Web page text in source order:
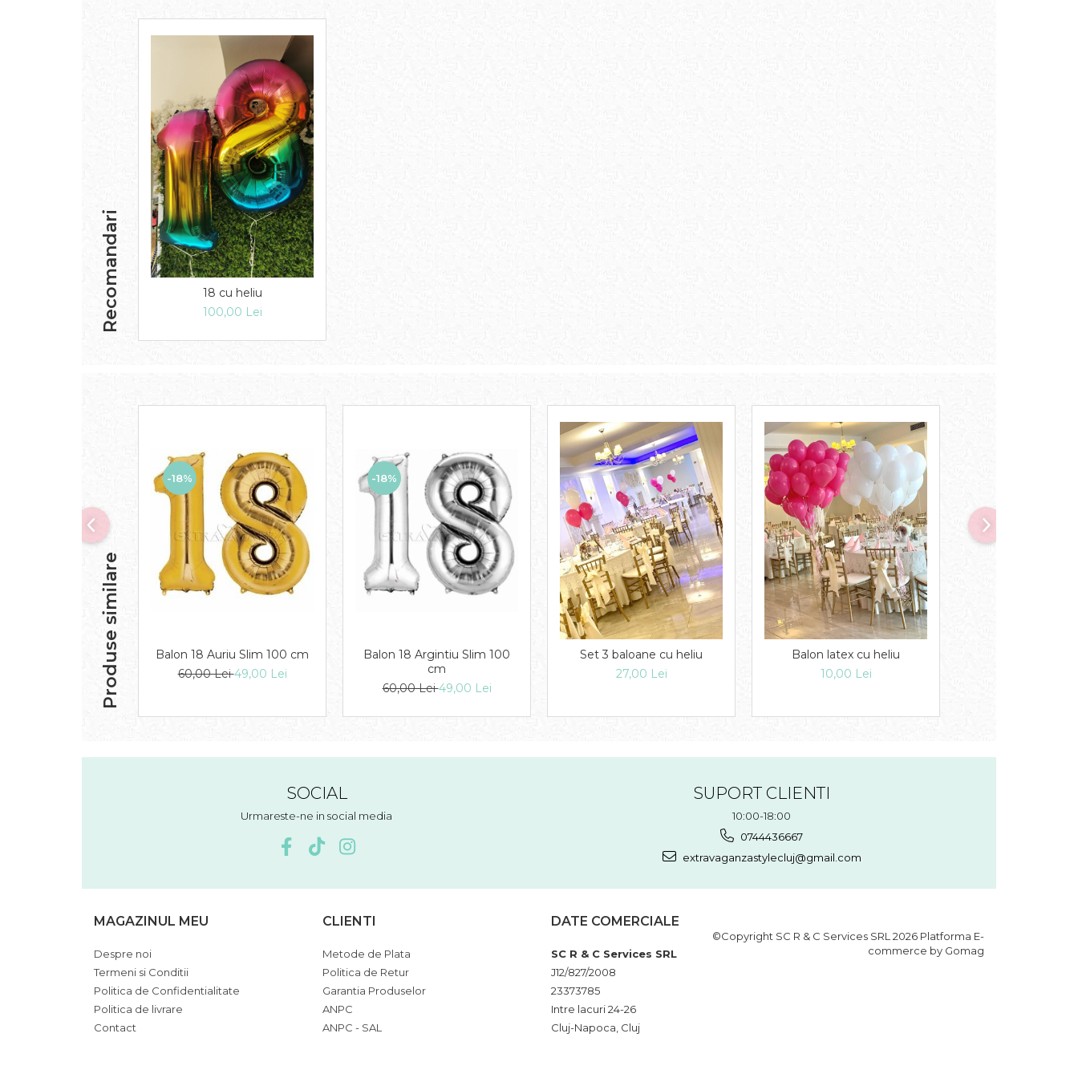
Recomandari
18 cu heliu
100,00 Lei
Produse similare
-18%
Balon 18 Auriu Slim 100 cm
60,00 Lei49,00 Lei
-18%
Balon 18 Argintiu Slim 100
cm
60,00 Lei49,00 Lei
Set 3 baloane cu heliu
27,00 Lei
Balon latex cu heliu
10,00 Lei
SOCIAL
Urmareste-ne in social media
SUPORT CLIENTI
10:00-18:00
0744436667
extravaganzastylecluj@gmail.com
MAGAZINUL MEU
Despre noi
Termeni si Conditii
Politica de Confidentialitate
Politica de livrare
Contact
CLIENTI
Metode de Plata
Politica de Retur
Garantia Produselor
ANPC
ANPC - SAL
DATE COMERCIALE
SC R & C Services SRL
J12/827/2008
23373785
Intre lacuri 24-26
Cluj-Napoca, Cluj
©Copyright SC R & C Services SRL 2026 Platforma E-
commerce by Gomag